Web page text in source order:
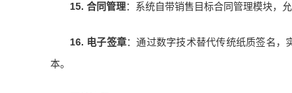
15. 合同管理：系统自带销售目标合同管理模块，
16. 电子签章：通过数字技术替代传统纸质签名
本。